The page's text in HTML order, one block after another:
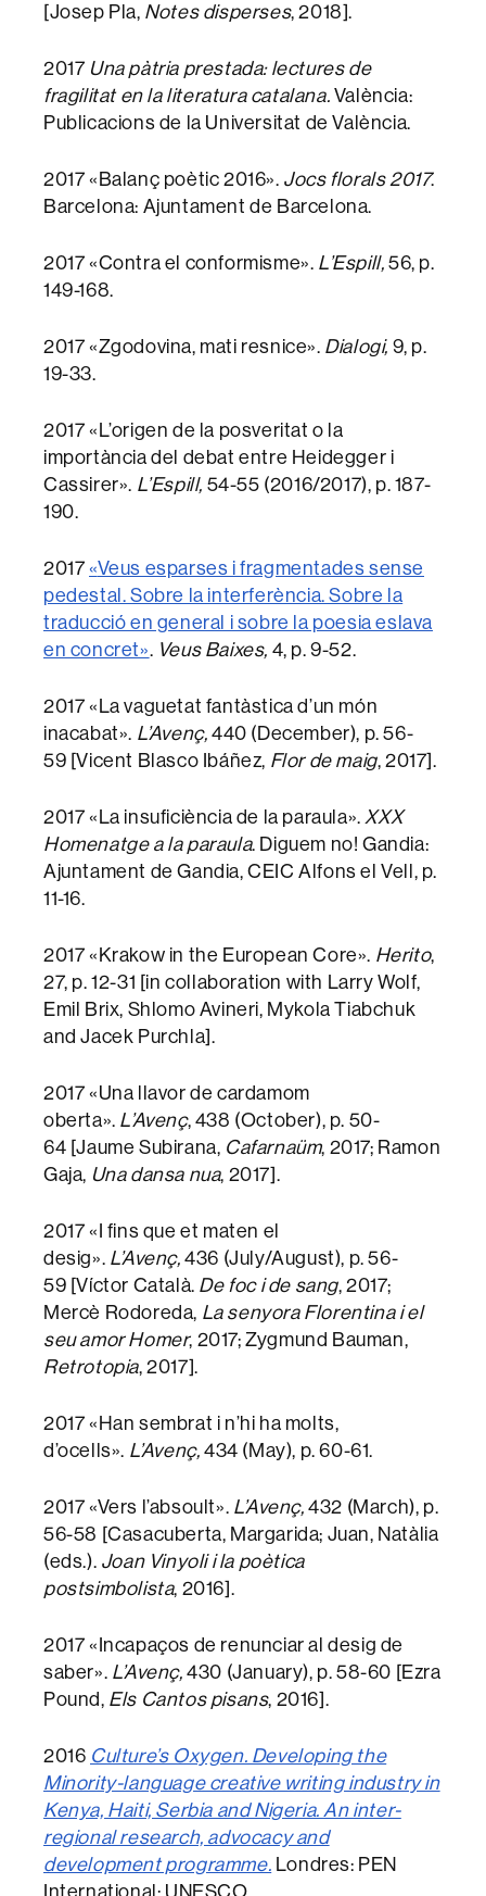
[Josep Pla, Notes disperses, 2018].
2017 Una pàtria prestada: lectures de
fragilitat en la literatura catalana. València:
Publicacions de la Universitat de València.
2017 «Balanç poètic 2016». Jocs florals 2017.
Barcelona: Ajuntament de Barcelona.
2017 «Contra el conformisme». L’Espill, 56, p.
149-168.
2017 «Zgodovina, mati resnice». Dialogi, 9, p.
19-33.
2017 «L’origen de la posveritat o la
importància del debat entre Heidegger i
Cassirer». L’Espill, 54-55 (2016/2017), p. 187-
190.
2017 «Veus esparses i fragmentades sense
pedestal. Sobre la interferència. Sobre la
traducció en general i sobre la poesia eslava
en concret». Veus Baixes, 4, p. 9-52.
2017 «La vaguetat fantàstica d’un món
inacabat». L’Avenç, 440 (December), p. 56-
59 [Vicent Blasco Ibáñez, Flor de maig, 2017].
2017 «La insuficiència de la paraula».XXX
Homenatge a la paraula. Diguem no! Gandia:
Ajuntament de Gandia, CEIC Alfons el Vell, p.
11-16.
2017 «Krakow in the European Core». Herito,
27, p. 12-31 [in collaboration with Larry Wolf,
Emil Brix, Shlomo Avineri, Mykola Tiabchuk
and Jacek Purchla].
2017 «Una llavor de cardamom
oberta». L’Avenç, 438 (October), p. 50-
64 [Jaume Subirana, Cafarnaüm, 2017; Ramon
Gaja, Una dansa nua, 2017].
2017 «I fins que et maten el
desig». L’Avenç, 436 (July/August), p. 56-
59 [Víctor Català. De foc i de sang, 2017;
Mercè Rodoreda, La senyora Florentina i el
seu amor Homer, 2017; Zygmund Bauman,
Retrotopia, 2017].
2017 «Han sembrat i n’hi ha molts,
d’ocells». L’Avenç, 434 (May), p. 60-61.
2017 «Vers l’absoult». L’Avenç, 432 (March), p.
56-58 [Casacuberta, Margarida; Juan, Natàlia
(eds.). Joan Vinyoli i la poètica
postsimbolista, 2016].
2017 «Incapaços de renunciar al desig de
saber». L’Avenç, 430 (January), p. 58-60 [Ezra
Pound, Els Cantos pisans, 2016].
2016 Culture’s Oxygen. Developing the
Minority-language creative writing industry in
Kenya, Haiti, Serbia and Nigeria. An inter-
regional research, advocacy and
development programme. Londres: PEN
International; UNESCO.